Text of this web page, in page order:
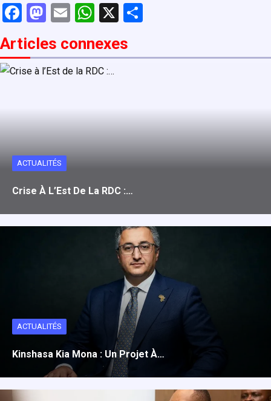
F
a
ce
b
k
M
st
o
n
E
ail
W
at
s
p
X
ta
Articles connexes
ACTUALITÉS
Crise À L’Est De La RDC :…
ACTUALITÉS
Kinshasa Kia Mona : Un Projet À…